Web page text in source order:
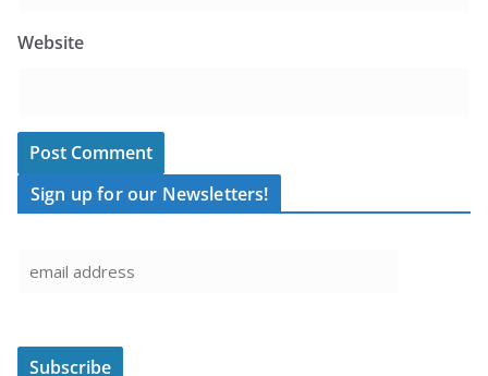
Website
Sign up for our Newsletters!